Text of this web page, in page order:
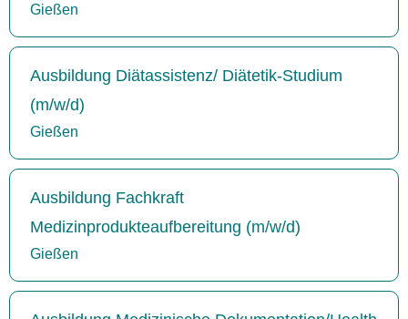
Gießen
Ausbildung Diätassistenz/ Diätetik-Studium
(m/w/d)
Gießen
Ausbildung Fachkraft
Medizinprodukteaufbereitung (m/w/d)
Gießen